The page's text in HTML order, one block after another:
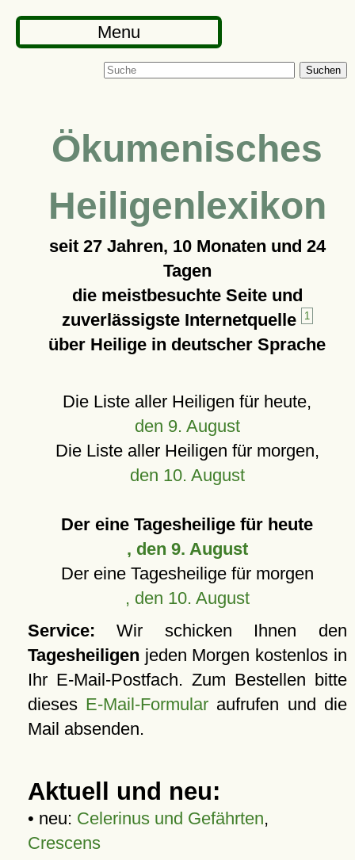
Menu
Suchen
Ökumenisches
Heiligenlexikon
seit 27 Jahren, 10 Monaten und 24
Tagen
die meistbesuchte Seite und
zuverlässigste Internetquelle
1
über Heilige in deutscher Sprache
Die Liste aller Heiligen für heute,
den 9. August
Die Liste aller Heiligen für morgen,
den 10. August
Der eine Tagesheilige für heute
, den 9. August
Der eine Tagesheilige für morgen
, den 10. August
Service: Wir schicken Ihnen den
Tagesheiligen jeden Morgen kostenlos in
Ihr E-Mail-Postfach. Zum Bestellen bitte
dieses E-Mail-Formular aufrufen und die
Mail absenden.
Aktuell und neu:
• neu: Celerinus und Gefährten,
Crescens